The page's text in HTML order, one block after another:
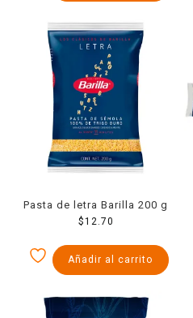
Pasta de letra Barilla 200 g
$12.70
Añadir al carrito